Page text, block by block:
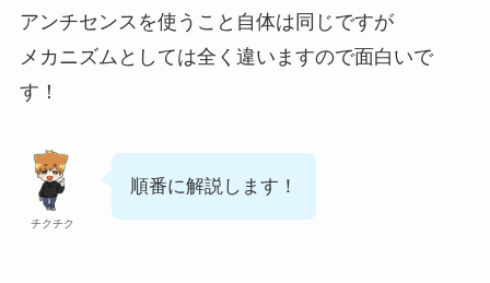
アンチセンスを使うこと自体は同じですが
メカニズムとしては全く違いますので面白いで
す！
チクチク
順番に解説します！